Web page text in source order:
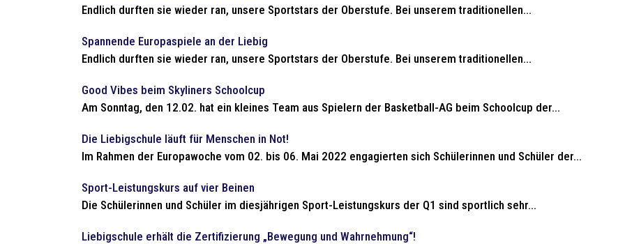
Endlich durften sie wieder ran, unsere Sportstars der Oberstufe. Bei unserem traditionellen...
Spannende Europaspiele an der Liebig
Endlich durften sie wieder ran, unsere Sportstars der Oberstufe. Bei unserem traditionellen...
Good Vibes beim Skyliners Schoolcup
Am Sonntag, den 12.02. hat ein kleines Team aus Spielern der Basketball-AG beim Schoolcup der...
Die Liebigschule läuft für Menschen in Not!
Im Rahmen der Europawoche vom 02. bis 06. Mai 2022 engagierten sich Schülerinnen und Schüler der...
Sport-Leistungskurs auf vier Beinen
Die Schülerinnen und Schüler im diesjährigen Sport-Leistungskurs der Q1 sind sportlich sehr...
Liebigschule erhält die Zertifizierung „Bewegung und Wahrnehmung“!